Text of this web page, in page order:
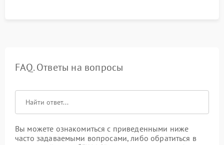
FAQ. Ответы на вопросы
Вы можете ознакомиться с приведенными ниже
часто задаваемыми вопросами, либо обратиться в